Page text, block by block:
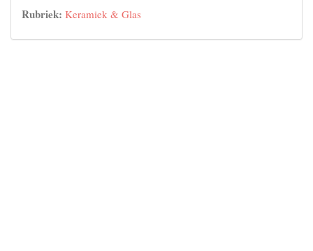
Rubriek: Keramiek & Glas